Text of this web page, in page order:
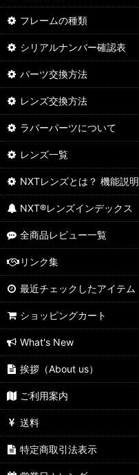
マットレンズ (艶消レンズ）
フレームの種類
シリアルナンバー確認表
パーツ交換方法
レンズ交換方法
ラバーパーツについて
レンズ一覧
NXTレンズとは？ 機能説明
NXT®レンズインデックス
全商品レビュー一覧
リンク集
最近チェックしたアイテム
ショッピングカート
What's New
挨拶（About us）
ご利用案内
送料
特定商取引法表示